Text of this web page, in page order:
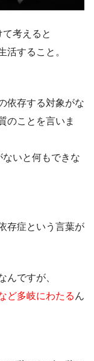
考えると
活すること。
依存する対象がな
のことを言いま
いと何もできな
存症という言葉が
んですが、
ど多岐にわたる ん